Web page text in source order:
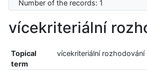
Number of the records: 1
vícekriteriální
Topical
term
vícekriteriální rozhodování